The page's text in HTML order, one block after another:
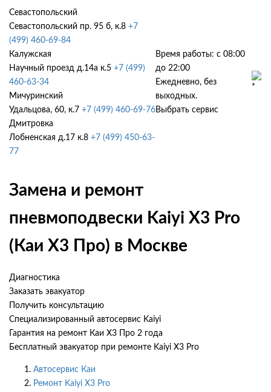
Севастопольский
Севастопольский пр. 95 б, к.8 +7
(499) 460-69-84
Калужская
Научный проезд д.14а к.5 +7 (499)
460-63-34
Мичуринский
Удальцова, 60, к.7 +7 (499) 460-69-76
Дмитровка
Лобненская д.17 к.8 +7 (499) 450-63-
77
Время работы: с 08:00
до 22:00
Ежедневно, без
выходных.
Выбрать сервис
Замена и ремонт
пневмоподвески Kaiyi X3 Pro
(Каи Х3 Про) в Москве
Диагностика
Заказать эвакуатор
Получить консультацию
Специализированный автосервис Kaiyi
Гарантия на ремонт Каи Х3 Про 2 года
Бесплатный эвакуатор при ремонте Kaiyi X3 Pro
Автосервис Каи
Ремонт Kaiyi X3 Pro